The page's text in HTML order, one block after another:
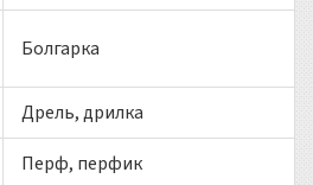
Болгарка
Дрель, дрилка
Перф, перфик